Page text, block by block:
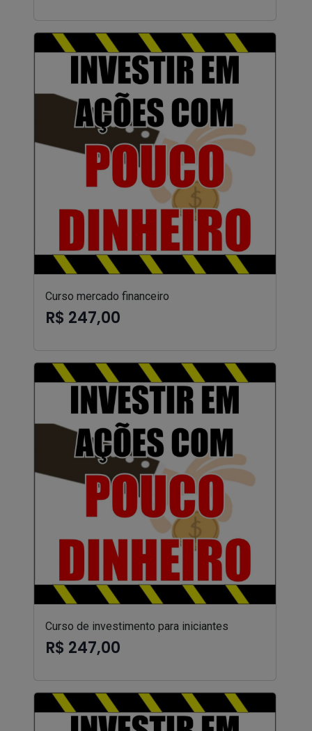
Curso mercado financeiro
R$ 247,00
Curso de investimento para iniciantes
R$ 247,00